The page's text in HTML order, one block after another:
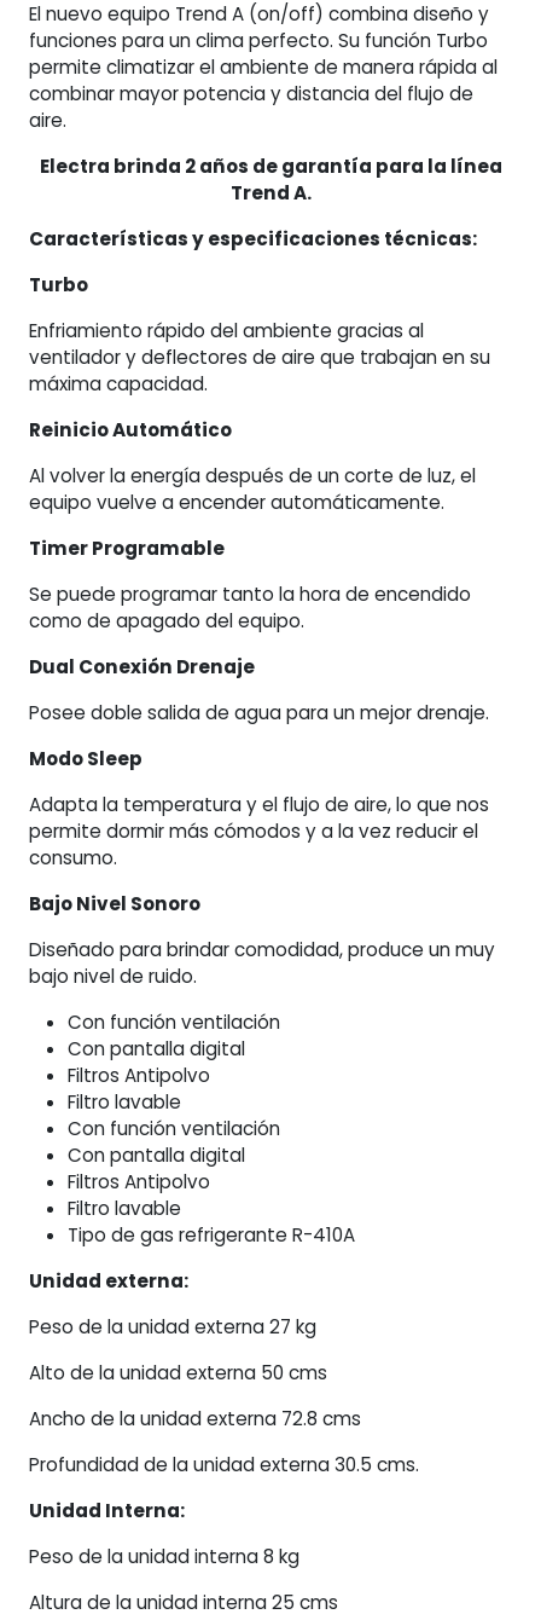
El nuevo equipo Trend A (on/off) combina diseño y
funciones para un clima perfecto. Su función Turbo
permite climatizar el ambiente de manera rápida al
combinar mayor potencia y distancia del flujo de
aire.
Electra brinda 2 años de garantía para la línea
Trend A.
Características y especificaciones técnicas:
Turbo
Enfriamiento rápido del ambiente gracias al
ventilador y deflectores de aire que trabajan en su
máxima capacidad.
Reinicio Automático
Al volver la energía después de un corte de luz, el
equipo vuelve a encender automáticamente.
Timer Programable
Se puede programar tanto la hora de encendido
como de apagado del equipo.
Dual Conexión Drenaje
Posee doble salida de agua para un mejor drenaje.
Modo Sleep
Adapta la temperatura y el flujo de aire, lo que nos
permite dormir más cómodos y a la vez reducir el
consumo.
Bajo Nivel Sonoro
Diseñado para brindar comodidad, produce un muy
bajo nivel de ruido.
Con función ventilación
Con pantalla digital
Filtros Antipolvo
Filtro lavable
Con función ventilación
Con pantalla digital
Filtros Antipolvo
Filtro lavable
Tipo de gas refrigerante R-410A
Unidad externa:
Peso de la unidad externa 27 kg
Alto de la unidad externa 50 cms
Ancho de la unidad externa 72.8 cms
Profundidad de la unidad externa 30.5 cms.
Unidad Interna:
Peso de la unidad interna 8 kg
Altura de la unidad interna 25 cms